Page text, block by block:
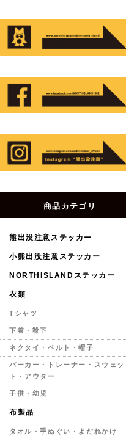
商品カテゴリ
熊出没注意ステッカー
小熊出没注意ステッカー
NORTHISLANDステッカー
衣類
Tシャツ
下着・靴下
ネクタイ・ベルト・帽子
パーカー・トレーナー・スウェッ
ト・アウター
子供・幼児
布製品
タオル・手ぬぐい・よだれかけ